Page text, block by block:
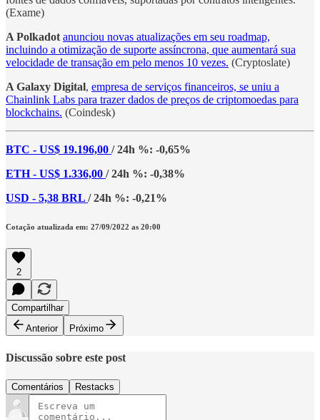
(Exame)
A Polkadot anunciou novas atualizações em seu roadmap,
incluindo a otimização de suporte assíncrona, que aumentará sua
velocidade de transação em pelo menos 10 vezes. (Cryptoslate)
A Galaxy Digital, empresa de serviços financeiros, se uniu a
Chainlink Labs para trazer dados de preços de criptomoedas para
blockchains. (Coindesk)
BTC - US$ 19.196,00 / 24h %: -0,65%
ETH - US$ 1.336,00 / 24h %: -0,38%
USD - 5,38 BRL / 24h %: -0,21%
Cotação atualizada em: 27/09/2022 as 20:00
2
Compartilhar
Anterior
Próximo
Discussão sobre este post
Comentários Restacks